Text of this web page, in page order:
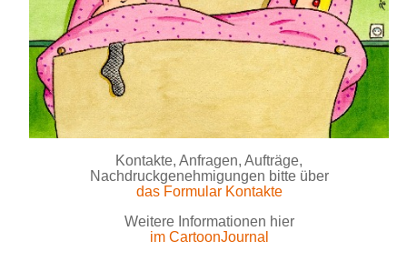
Kontakte, Anfragen, Aufträge,
Nachdruckgenehmigungen bitte über
das Formular Kontakte
Weitere Informationen hier
im CartoonJournal